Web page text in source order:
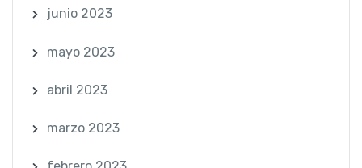
junio 2023
mayo 2023
abril 2023
marzo 2023